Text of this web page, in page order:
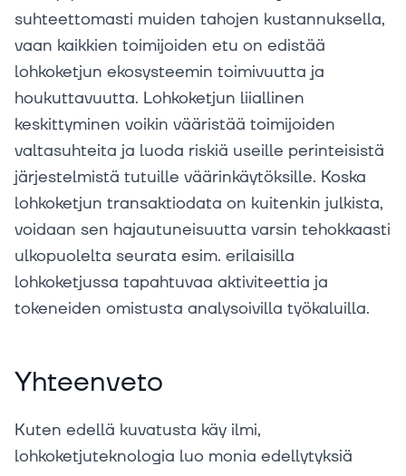
suhteettomasti muiden tahojen kustannuksella,
vaan kaikkien toimijoiden etu on edistää
lohkoketjun ekosysteemin toimivuutta ja
houkuttavuutta. Lohkoketjun liiallinen
keskittyminen voikin vääristää toimijoiden
valtasuhteita ja luoda riskiä useille perinteisistä
järjestelmistä tutuille väärinkäytöksille. Koska
lohkoketjun transaktiodata on kuitenkin julkista,
voidaan sen hajautuneisuutta varsin tehokkaasti
ulkopuolelta seurata esim. erilaisilla
lohkoketjussa tapahtuvaa aktiviteettia ja
tokeneiden omistusta analysoivilla työkaluilla.
Yhteenveto
Kuten edellä kuvatusta käy ilmi,
lohkoketjuteknologia luo monia edellytyksiä